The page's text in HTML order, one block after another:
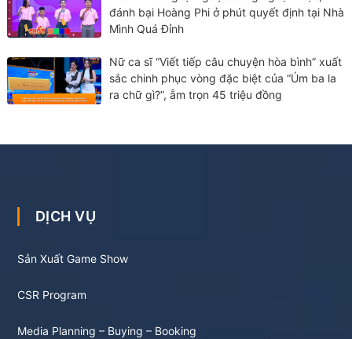
đánh bại Hoàng Phi ở phút quyết định tại Nhà
Mình Quá Đỉnh
Nữ ca sĩ “Viết tiếp câu chuyện hòa bình” xuất
sắc chinh phục vòng đặc biệt của “Úm ba la
ra chữ gì?”, ẵm trọn 45 triệu đồng
DỊCH VỤ
Sản Xuất Game Show
CSR Program
Media Planning – Buying – Booking